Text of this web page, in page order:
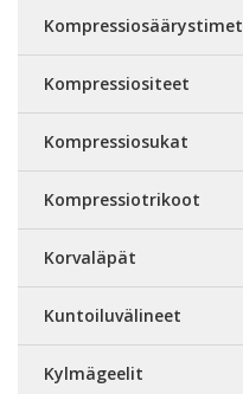
Kompressiosäärystimet
Kompressiositeet
Kompressiosukat
Kompressiotrikoot
Korvaläpät
Kuntoiluvälineet
Kylmägeelit